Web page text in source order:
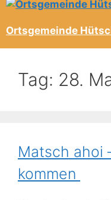
Ortsgemeinde
Tag: 28.
Matsch ahoi
kommen